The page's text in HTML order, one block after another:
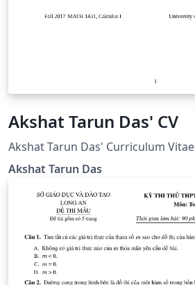
Akshat Tarun Das' CV
Akshat Tarun Das' Curriculum Vitae
Akshat Tarun Das